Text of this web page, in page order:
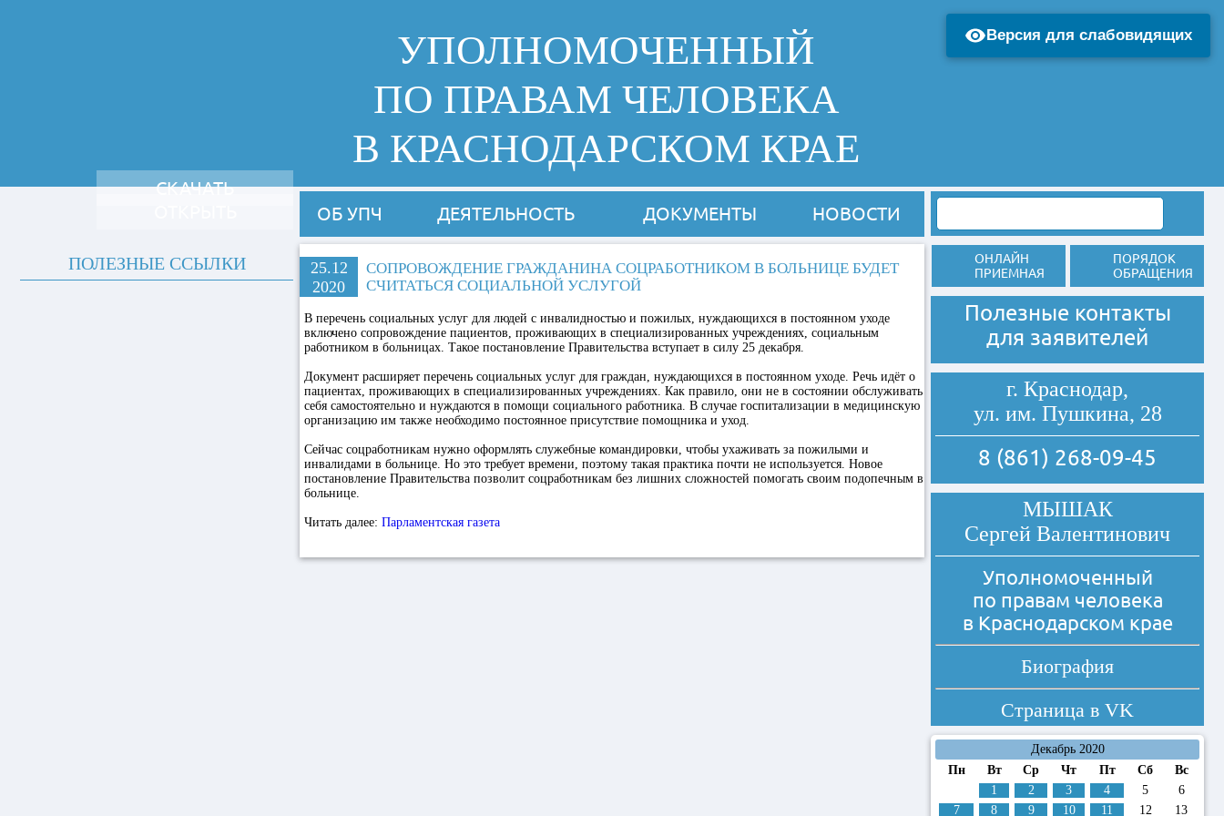
УПОЛНОМОЧЕННЫЙ
ПО ПРАВАМ ЧЕЛОВЕКА
В КРАСНОДАРСКОМ КРАЕ
ОБ УПЧ ДЕЯТЕЛЬНОСТЬ ДОКУМЕНТЫ НОВОСТИ
25.12
2020
СОПРОВОЖДЕНИЕ ГРАЖДАНИНА СОЦРАБОТНИКОМ В БОЛЬНИЦЕ БУДЕТ
СЧИТАТЬСЯ СОЦИАЛЬНОЙ УСЛУГОЙ
В перечень социальных услуг для людей с инвалидностью и пожилых, нуждающихся в постоянном уходе
включено сопровождение пациентов, проживающих в специализированных учреждениях, социальным
работником в больницах. Такое постановление Правительства вступает в силу 25 декабря.
Документ расширяет перечень социальных услуг для граждан, нуждающихся в постоянном уходе. Речь идёт о
пациентах, проживающих в специализированных учреждениях. Как правило, они не в состоянии обслуживать
себя самостоятельно и нуждаются в помощи социального работника. В случае госпитализации в медицинскую
организацию им также необходимо постоянное присутствие помощника и уход.
Сейчас соцработникам нужно оформлять служебные командировки, чтобы ухаживать за пожилыми и
инвалидами в больнице. Но это требует времени, поэтому такая практика почти не используется. Новое
постановление Правительства позволит соцработникам без лишних сложностей помогать своим подопечным в
больнице.
Читать далее: Парламентская газета
СКАЧАТЬ
ПОЛЕЗНЫЕ ССЫЛКИ
ОНЛАЙН
ПРИЕМНАЯ
ПОРЯДОК
ОБРАЩЕНИЯ
Полезные контакты
для заявителей
г. Краснодар,
ул. им. Пушкина, 28
8 (861) 268-09-45
МЫШАК
Сергей Валентинович
Уполномоченный
по правам человека
в Краснодарском крае
Биография
Страница в VK
Декабрь 2020
Пн
Вт Ср Чт Пт Сб
Вс
1
2 3 4 5
6
7
8 9 10 11 12 13
Версия для слабовидящих